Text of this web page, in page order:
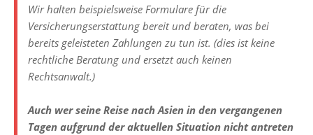
Wir halten beispielsweise Formulare für die
Versicherungserstattung bereit und beraten, was bei
bereits geleisteten Zahlungen zu tun ist. (dies ist keine
rechtliche Beratung und ersetzt auch keinen
Rechtsanwalt.)
Auch wer seine Reise nach Asien in den vergangenen
Tagen aufgrund der aktuellen Situation nicht antreten